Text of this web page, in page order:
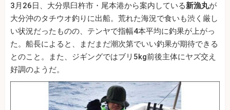
3月26日、大分県臼杵市・尾本港から案内している新漁丸が
大分沖のタチウオ釣りに出船。荒れた海況で食いも渋く厳し
い状況だったものの、テンヤで指幅4本平均に釣果が上がっ
た。船長によると、まだまだ潮次第でいい釣果が期待できる
とのこと。また、ジギングではブリ5kg前後主体にヤズ交え
好調のようだ。